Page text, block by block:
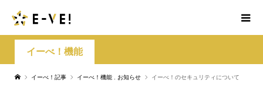
イーべ！機能
イーべ！記事 イーべ！機能 お知らせ イーべ！のセキュリティについて